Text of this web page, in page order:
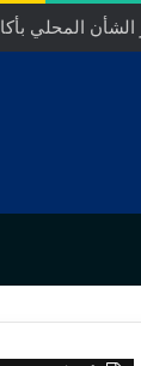
المحلي